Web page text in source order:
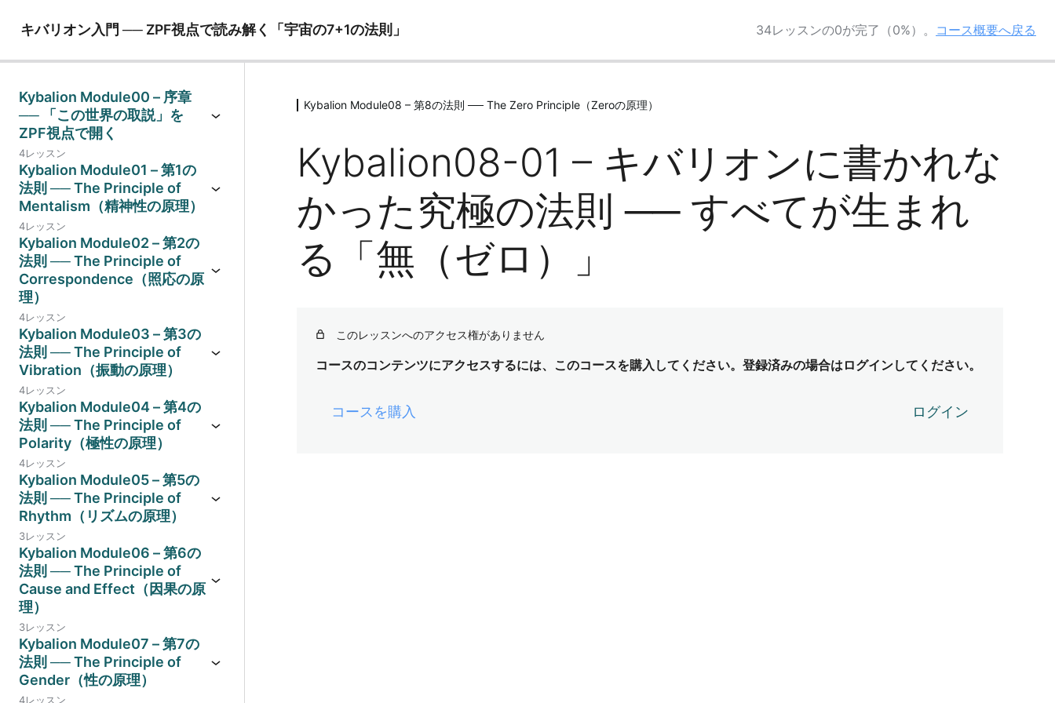
キバリオン入門 ── ZPF視点で読み解く「宇宙の7+1の法則」 34レッスンの0が完了（0%）。 コース概要へ戻る
Kybalion Module00 – 序章
── 「この世界の取説」を
ZPF視点で開く
4レッスン
Kybalion Module01 – 第1の
法則 ── The Principle of
Mentalism（精神性の原理）
4レッスン
Kybalion Module02 – 第2の
法則 ── The Principle of
Correspondence（照応の原
理）
4レッスン
Kybalion Module03 – 第3の
法則 ── The Principle of
Vibration（振動の原理）
4レッスン
Kybalion Module04 – 第4の
法則 ── The Principle of
Polarity（極性の原理）
4レッスン
Kybalion Module05 – 第5の
法則 ── The Principle of
Rhythm（リズムの原理）
3レッスン
Kybalion Module06 – 第6の
法則 ── The Principle of
Cause and Effect（因果の原
理）
3レッスン
Kybalion Module07 – 第7の
法則 ── The Principle of
Gender（性の原理）
4レッスン
Kybalion Module08 – 第8の法則 ── The Zero Principle（Zeroの原理）
Kybalion08-01 – キバリオンに書かれな
かった究極の法則 ── すべてが生まれ
る「無（ゼロ）」
このレッスンへのアクセス権がありません
コースのコンテンツにアクセスするには、このコースを購入してください。登録済みの場合はログインしてください。
コースを購入 ログイン